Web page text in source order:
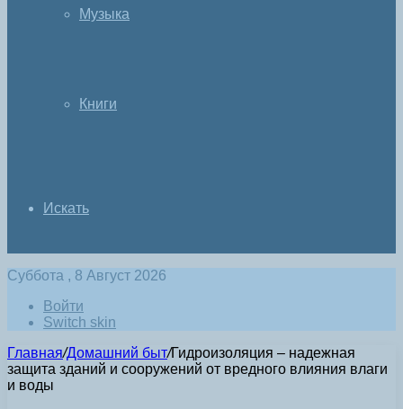
Музыка
Книги
Искать
Суббота , 8 Август 2026
Войти
Switch skin
Главная/Домашний быт/Гидроизоляция – надежная
защита зданий и сооружений от вредного влияния влаги
и воды